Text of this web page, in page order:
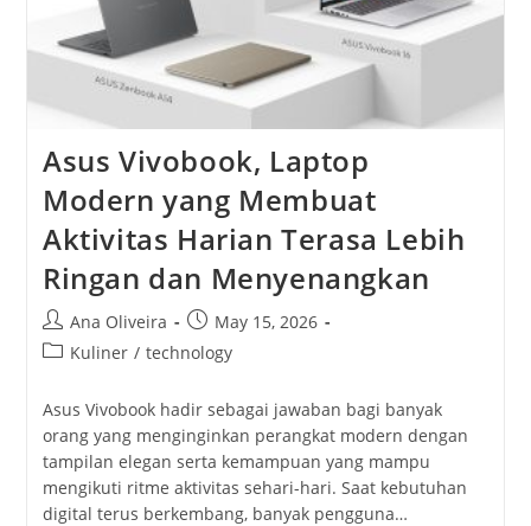
Asus Vivobook, Laptop
Modern yang Membuat
Aktivitas Harian Terasa Lebih
Ringan dan Menyenangkan
Post
author:
Ana Oliveira
Post
published:
May 15, 2026
PostKuliner / technology
Asus Vivobook hadir sebagai jawaban bagi banyak
orang yang menginginkan perangkat modern dengan
tampilan elegan serta kemampuan yang mampu
mengikuti ritme aktivitas sehari-hari. Saat kebutuhan
digital terus berkembang, banyak pengguna…